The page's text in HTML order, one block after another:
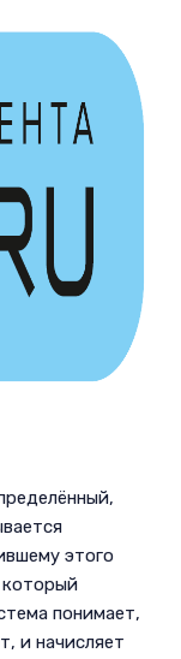
этого
который
понимает,
и начисляет